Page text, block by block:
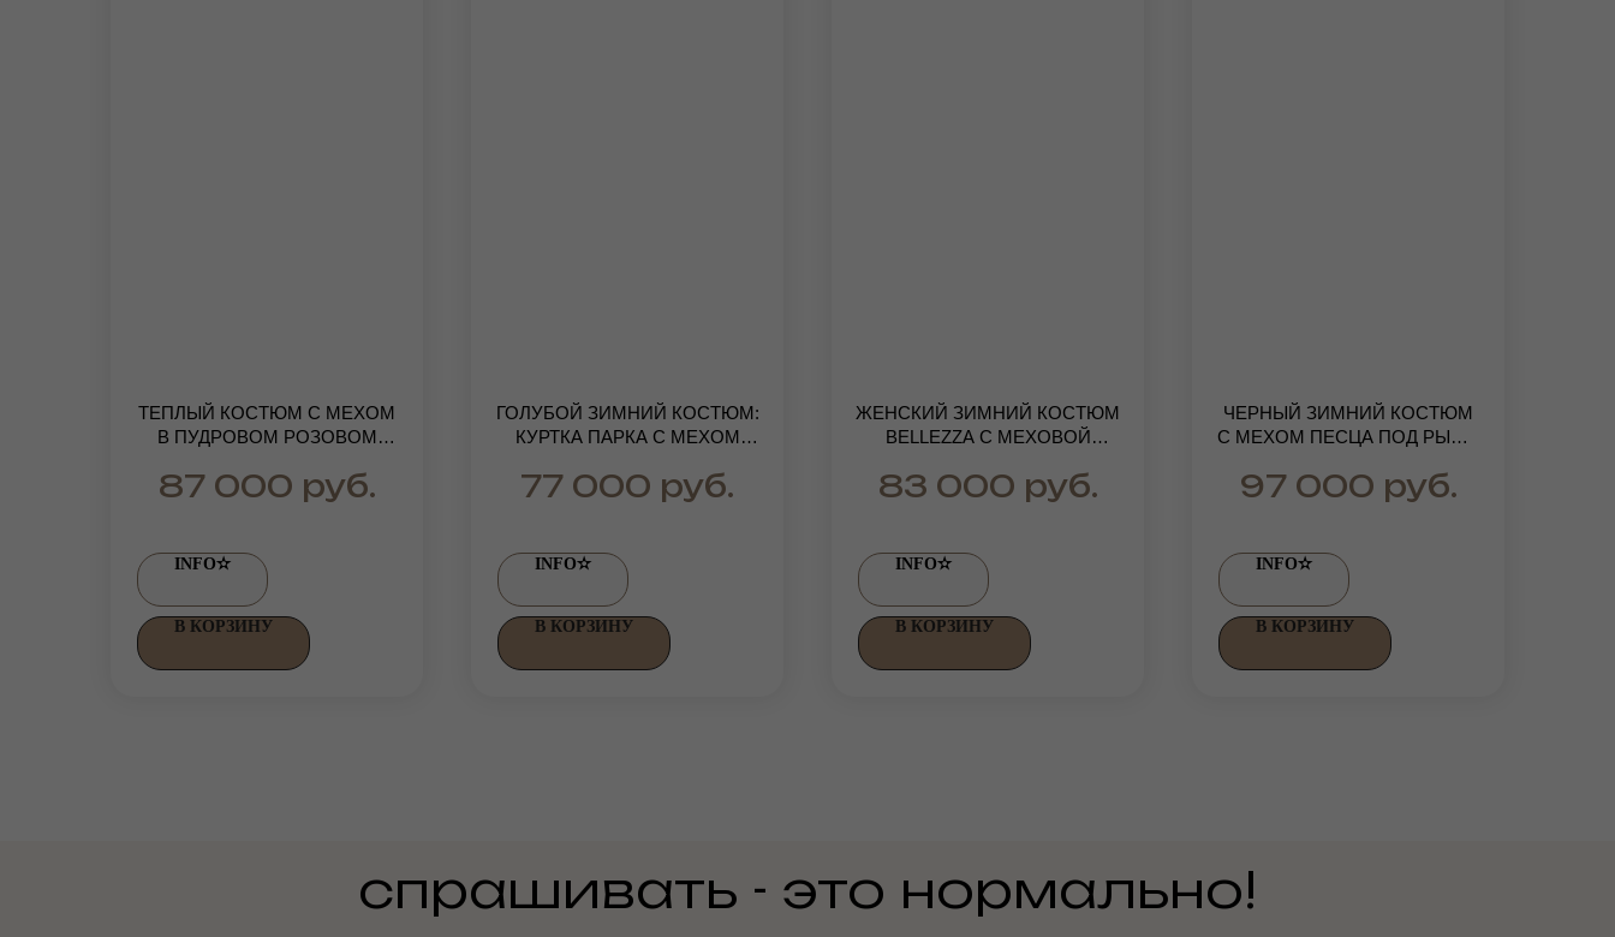
ТЕПЛЫЙ КОСТЮМ С МЕХОМ
В ПУДРОВОМ РОЗОВОМ
МЕХОМ ФИНСКОГО ЕНОТА
87 000 руб.
INFO✫
В КОРЗИНУ
ГОЛУБОЙ ЗИМНИЙ КОСТЮМ:
КУРТКА ПАРКА С МЕХОМ
ТЕПЛЫЕ ШТАНЫ
77 000 руб.
INFO✫
В КОРЗИНУ
ЖЕНСКИЙ ЗИМНИЙ КОСТЮМ
BELLEZZA С МЕХОВОЙ
ЕНОТА
83 000 руб.
INFO✫
В КОРЗИНУ
ЧЕРНЫЙ ЗИМНИЙ КОСТЮМ
С МЕХОМ ПЕСЦА ПОД РЫСЬ:
И ТЕПЛЫЕ ШТАНЫ
97 000 руб.
INFO✫
В КОРЗИНУ
спрашивать - это нормально!